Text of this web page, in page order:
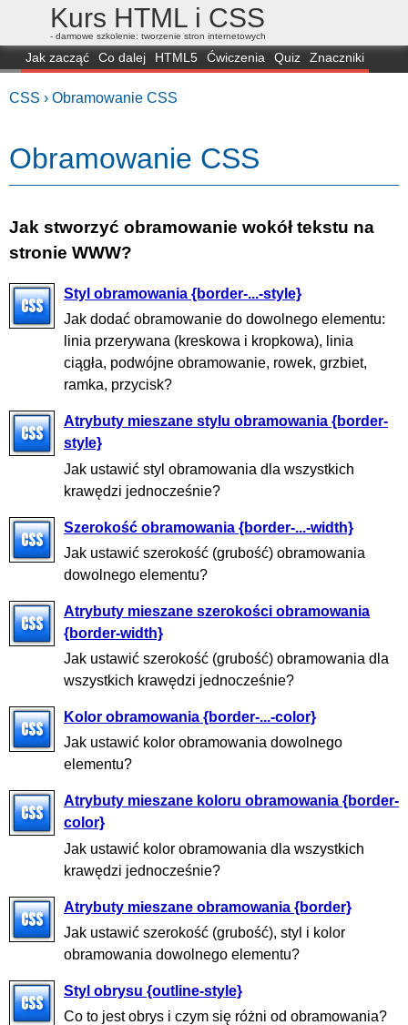
Kurs HTML i CSS
- darmowe szkolenie: tworzenie stron internetowych
Jak zacząć Co dalej HTML5 Ćwiczenia Quiz
Znaczniki
CSS › Obramowanie CSS
Obramowanie CSS
Jak stworzyć obramowanie wokół tekstu na
stronie WWW?
Styl obramowania {border-...-style}
Jak dodać obramowanie do dowolnego elementu:
linia przerywana (kreskowa i kropkowa), linia
ciągła, podwójne obramowanie, rowek, grzbiet,
ramka, przycisk?
Atrybuty mieszane stylu obramowania {border-
style}
Jak ustawić styl obramowania dla wszystkich
krawędzi jednocześnie?
Szerokość obramowania {border-...-width}
Jak ustawić szerokość (grubość) obramowania
dowolnego elementu?
Atrybuty mieszane szerokości obramowania
{border-width}
Jak ustawić szerokość (grubość) obramowania dla
wszystkich krawędzi jednocześnie?
Kolor obramowania {border-...-color}
Jak ustawić kolor obramowania dowolnego
elementu?
Atrybuty mieszane koloru obramowania {border-
color}
Jak ustawić kolor obramowania dla wszystkich
krawędzi jednocześnie?
Atrybuty mieszane obramowania {border}
Jak ustawić szerokość (grubość), styl i kolor
obramowania dowolnego elementu?
Styl obrysu {outline-style}
Co to jest obrys i czym się różni od obramowania?